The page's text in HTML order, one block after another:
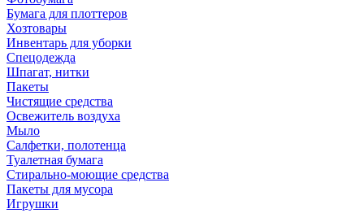
Бумага для плоттеров
Хозтовары
Инвентарь для уборки
Спецодежда
Шпагат, нитки
Пакеты
Чистящие средства
Освежитель воздуха
Мыло
Салфетки, полотенца
Туалетная бумага
Стирально-моющие средства
Пакеты для мусора
Игрушки